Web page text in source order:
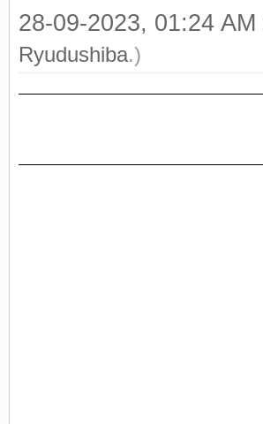
28-09-2023, 01:24 AM
Ryudushiba.)